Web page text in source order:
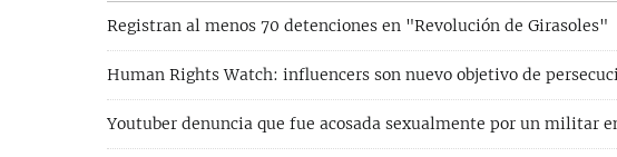
Registran al menos 70 detenciones en "Revolución de Girasoles"
Human Rights Watch: influencers son nuevo objetivo de
Youtuber denuncia que fue acosada sexualmente por un militar